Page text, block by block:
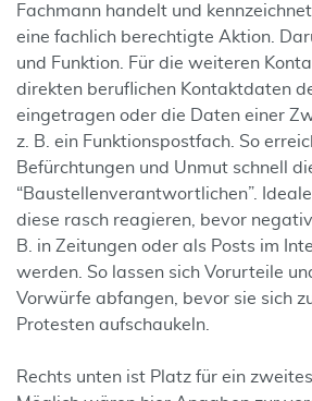
Fachmann handelt und
eine fachlich berechtigte Aktion.
und Funktion. Für die weiteren
direkten beruflichen Kontaktdaten
eingetragen oder die Daten einer
z. B. ein Funktionspostfach. So
Befürchtungen und Unmut schnell
“Baustellenverantwortlichen”.
diese rasch reagieren, bevor
B. in Zeitungen oder als Posts im
werden. So lassen sich Vorurteile
Vorwürfe abfangen, bevor sie sich
Protesten aufschaukeln.
Rechts unten ist Platz für ein